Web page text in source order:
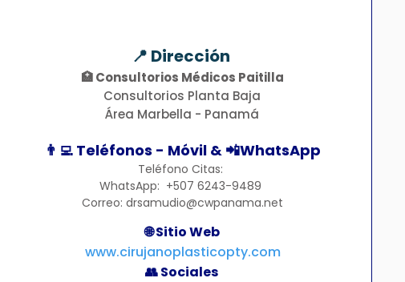
📍 Dirección
🏥Consultorios Médicos Paitilla
Consultorios Planta Baja
Área Marbella - Panamá
👨‍💻 Teléfonos - Móvil & 📲WhatsApp
Teléfono Citas:
WhatsApp: +507 6243-9489
Correo: drsamudio@cwpanama.net
🌐 Sitio Web
www.cirujanoplasticopty.com
👥 Sociales